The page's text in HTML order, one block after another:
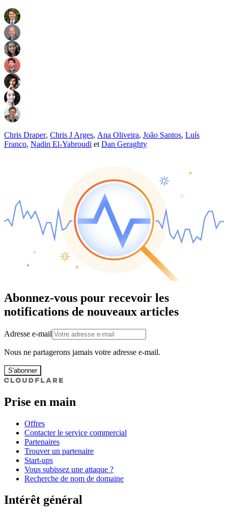
Chris Draper, Chris J Arges, Ana Oliveira, João Santos, Luís
Franco, Nadin El-Yabroudi et Dan Geraghty
Abonnez-vous pour recevoir les
notifications de nouveaux articles
Adresse e-mail
Nous ne partagerons jamais votre adresse e-mail.
S'abonner
Prise en main
Offres
Contacter le service commercial
Partenaires
Trouver un partenaire
Start-ups
Vous subissez une attaque ?
Recherche de nom de domaine
Intérêt général